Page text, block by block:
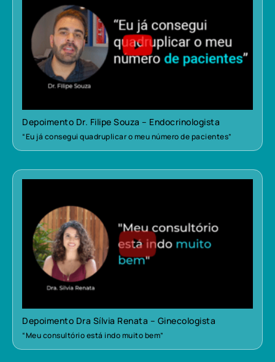
Depoimento Dr. Filipe Souza – Endocrinologista
“Eu já consegui quadruplicar o meu número de pacientes”
Depoimento Dra Sílvia Renata – Ginecologista
“Meu consultório está indo muito bem”